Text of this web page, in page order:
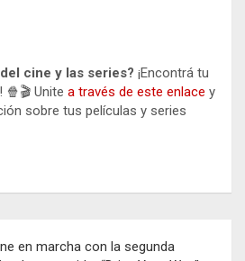
cine y las series? ¡Encontrá tu
Unite a través de este enlace y
sobre tus películas y series
en marcha con la segunda